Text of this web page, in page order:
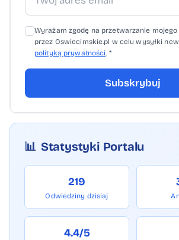
Wyrażam zgodę na przetwarzanie
przez Oswiecimskie.pl w celu wysyłki
polityką prywatności. *
Subskrybuj
📊 Statystyki Portalu
219
Odwiedziny dzisiaj
4.4/5